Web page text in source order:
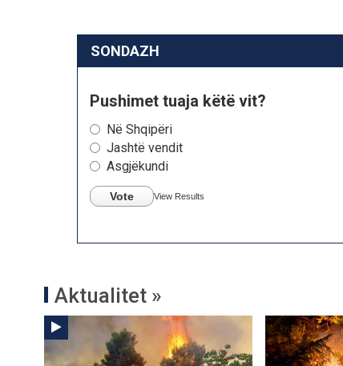
SONDAZH
Pushimet tuaja këtë vit?
Në Shqipëri
Jashtë vendit
Asgjëkundi
Vote View Results
Aktualitet »